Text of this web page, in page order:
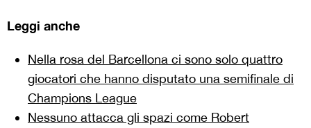
Leggi anche
Nella rosa del Barcellona ci sono solo quattro
giocatori che hanno disputato una semifinale di
Champions League
Nessuno attacca gli spazi come Robert